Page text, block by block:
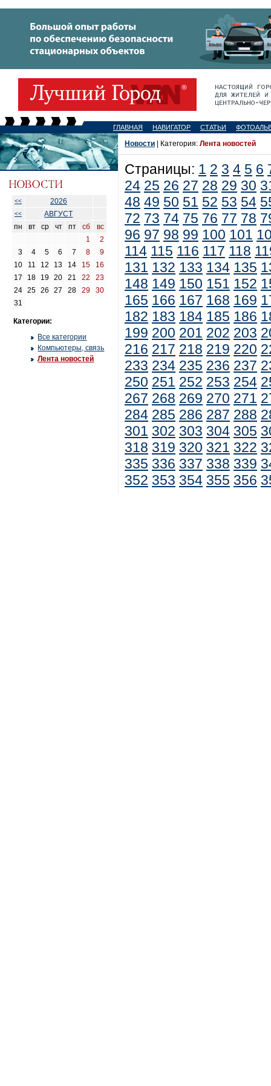
ГЛАВНАЯ НАВИГАТОР СТАТЬИ
<< 2026
<<
АВГУСТ
пн
вт ср чт пт сб
вс
1
2
3
4 5 6 7 8
9
10
11 12 13 14 15
16
17
18 19 20 21 22
23
24
25 26 27 28 29
30
31
Категории:
Все категории
Компьютеры, связь
Лента новостей
Новости | Категория: Лента новостей
Страницы: 1 2 3 4 5 6
24 25 26 27 28 29 30
48 49 50 51 52 53 54
72 73 74 75 76 77 78
96 97 98 99 100 101
114 115 116 117 118
131 132 133 134 135
148 149 150 151 152
165 166 167 168 169
182 183 184 185 186
199 200 201 202 203
216 217 218 219 220
233 234 235 236 237
250 251 252 253 254
267 268 269 270 271
284 285 286 287 288
301 302 303 304 305
318 319 320 321 322
335 336 337 338 339
352 353 354 355 356